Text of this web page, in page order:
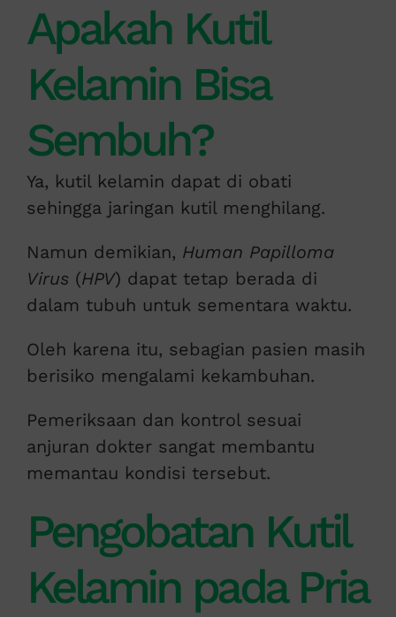
Apakah Kutil
Kelamin Bisa
Sembuh?
Ya, kutil kelamin dapat di obati
sehingga jaringan kutil menghilang.
Namun demikian, Human Papilloma
Virus (HPV) dapat tetap berada di
dalam tubuh untuk sementara waktu.
Oleh karena itu, sebagian pasien masih
berisiko mengalami kekambuhan.
Pemeriksaan dan kontrol sesuai
anjuran dokter sangat membantu
memantau kondisi tersebut.
Pengobatan Kutil
Kelamin pada Pria